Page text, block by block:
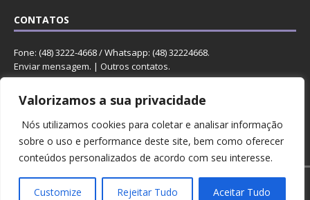
Valorizamos a sua privacidade
Nós utilizamos cookies para coletar e analisar informação
sobre o uso e performance deste site, bem como oferecer
conteúdos personalizados de acordo com seu interesse.
Customize Rejeitar Tudo Aceitar Tudo
CONTATOS
Fone: (48) 3222-4668 / Whatsapp: (48) 32224668.
Enviar mensagem. | Outros contatos.
REDES
Copyright © 2023 Sintrajusc.